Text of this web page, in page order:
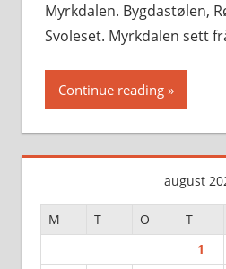
Myrkdalen. Bygdastølen,
Svoleset. Myrkdalen sett
Continue reading
august
M T O T
1